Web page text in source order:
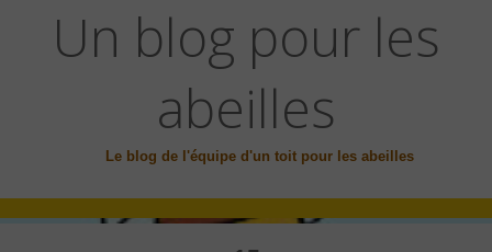
Un blog pour les
abeilles
Le blog de l'équipe d'un toit pour les abeilles